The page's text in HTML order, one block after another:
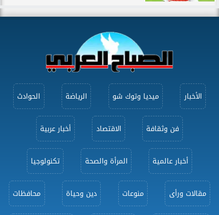
الأخبار ميديا وتوك شو الرياضة الحوادث
فن وثقافة الاقتصاد أخبار عربية
أخبار عالمية المرأة والصحة تكنولوجيا
مقالات ورأى منوعات دين وحياة محافظات